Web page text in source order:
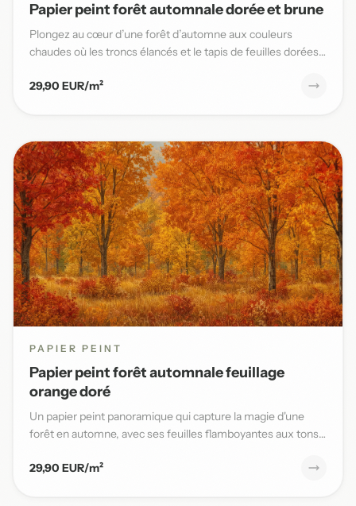
Papier peint forêt automnale dorée et brune
Plongez au cœur d’une forêt d’automne aux couleurs
chaudes où les troncs élancés et le tapis de feuilles dorées
29,90 EUR/m²
PAPIER PEINT
Papier peint forêt automnale feuillage
orange doré
Un papier peint panoramique qui capture la magie d'une
forêt en automne, avec ses feuilles flamboyantes aux tons
29,90 EUR/m²